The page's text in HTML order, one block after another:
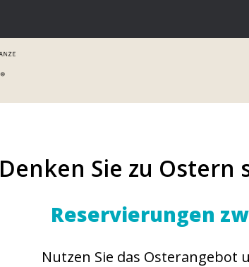
Denken Sie zu
Reservierungen
Nutzen Sie das Osterangebot